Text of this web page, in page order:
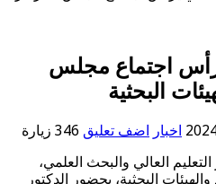
يرأس اجتماع مجلس
البحثية
اخبار اضف تعليق 346 زيارة
العالي والبحث العلمي،
البحثية، بحضور الدكتور